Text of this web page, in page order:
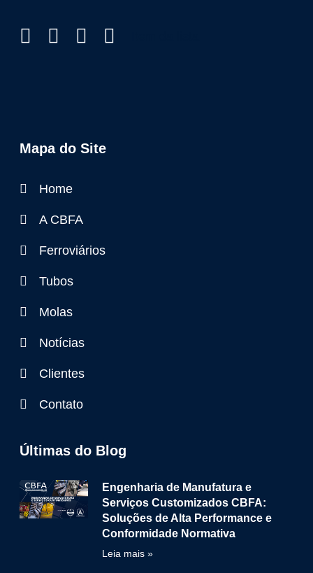
Mapa do Site
Home
A CBFA
Ferroviários
Tubos
Molas
Notícias
Clientes
Contato
Últimas do Blog
Engenharia de Manufatura e
Serviços Customizados CBFA:
Soluções de Alta Performance e
Conformidade Normativa
Leia mais »